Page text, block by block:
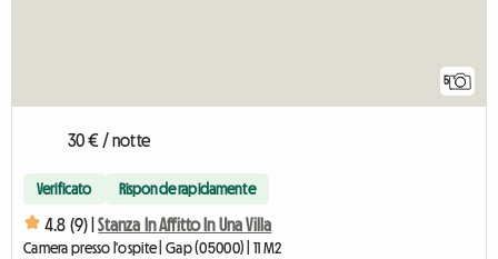
5
30 € / notte
Verificato Risponde rapidamente
4.8 (9) | Stanza In Affitto In Una Villa
Camera presso l'ospite | Gap (05000) | 11 M2